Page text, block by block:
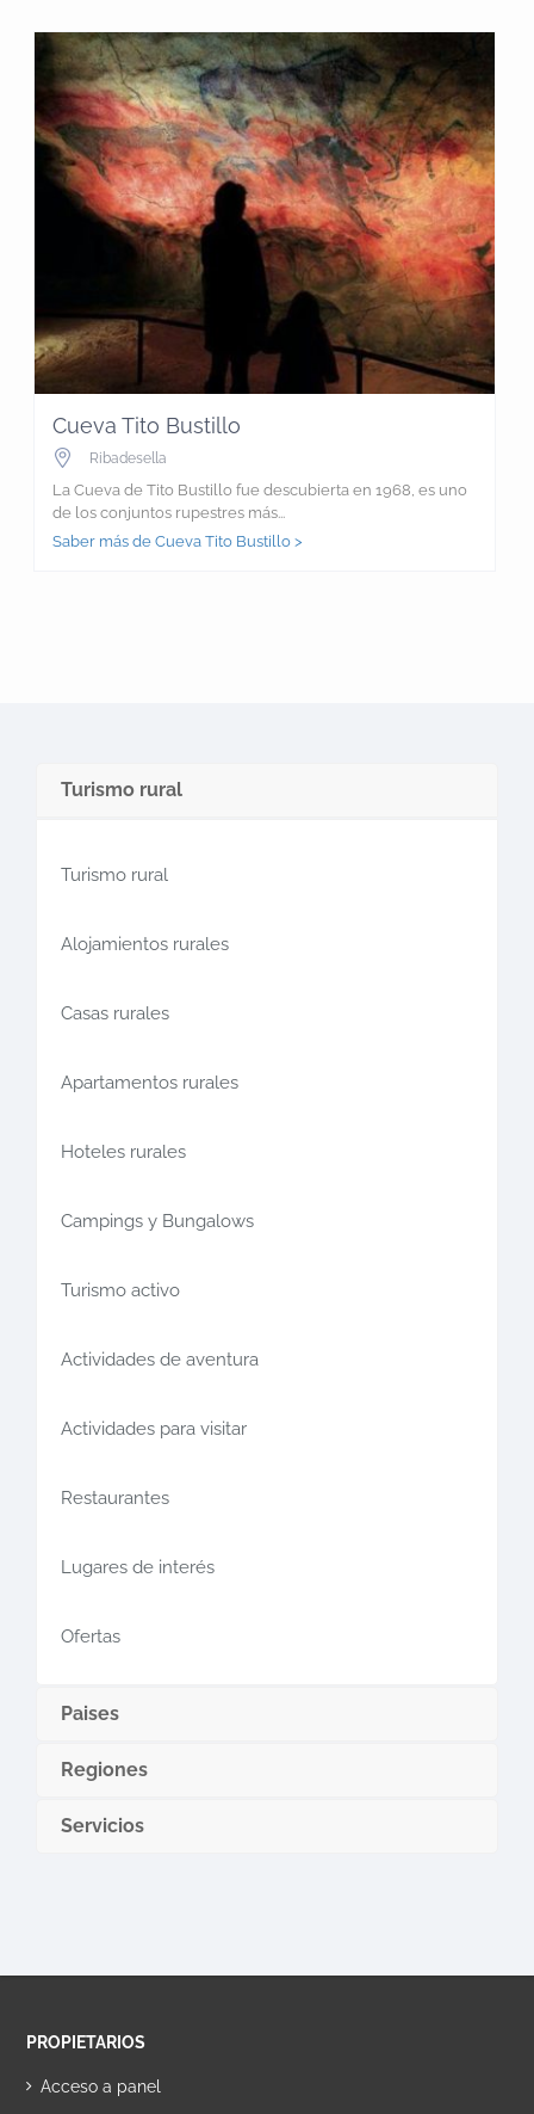
Cueva Tito Bustillo
Ribadesella
La Cueva de Tito Bustillo fue descubierta en 1968, es uno
de los conjuntos rupestres más...
Saber más de Cueva Tito Bustillo >
Turismo rural
Turismo rural
Alojamientos rurales
Casas rurales
Apartamentos rurales
Hoteles rurales
Campings y Bungalows
Turismo activo
Actividades de aventura
Actividades para visitar
Restaurantes
Lugares de interés
Ofertas
Paises
Regiones
Servicios
PROPIETARIOS
Acceso a panel